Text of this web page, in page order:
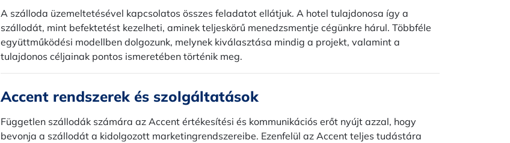
A szálloda üzemeltetésével kapcsolatos összes feladatot ellátjuk. A hotel tulajdonosa így a
szállodát, mint befektetést kezelheti, aminek teljeskörű menedzsmentje cégünkre hárul. Többféle
együttműködési modellben dolgozunk, melynek kiválasztása mindig a projekt, valamint a
tulajdonos céljainak pontos ismeretében történik meg.
Accent rendszerek és szolgáltatások
Független szállodák számára az Accent értékesítési és kommunikációs erőt nyújt azzal, hogy
bevonja a szállodát a kidolgozott marketingrendszereibe. Ezenfelül az Accent teljes tudástára